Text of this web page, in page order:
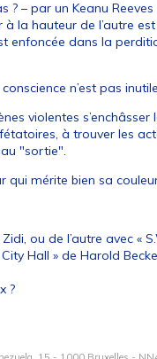
– par un Keanu
la hauteur de l’autre
enfoncée dans la
n’est pas
violentes s’enchâsser
à trouver les
"sortie".
mérite bien sa
ou de l’autre avec «
Hall » de Harold
?